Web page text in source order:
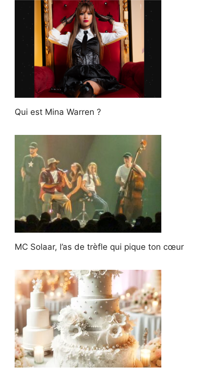
Qui est Mina Warren ?
MC Solaar, l’as de trèfle qui pique ton cœur